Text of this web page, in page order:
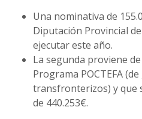
Una nominativa de
Diputación Provincial
ejecutar este año.
La segunda proviene
Programa POCTEFA
transfronterizos) y que
de 440.253€.